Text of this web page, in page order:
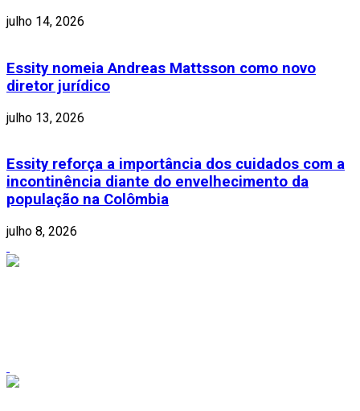
julho 14, 2026
Essity nomeia Andreas Mattsson como novo
diretor jurídico
julho 13, 2026
Essity reforça a importância dos cuidados com a
incontinência diante do envelhecimento da
população na Colômbia
julho 8, 2026